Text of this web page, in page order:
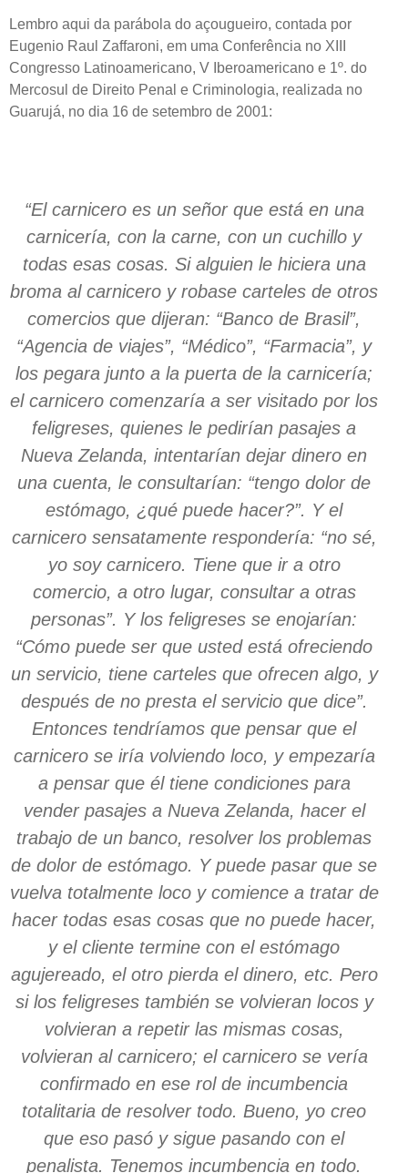
Lembro aqui da parábola do açougueiro, contada por
Eugenio Raul Zaffaroni, em uma Conferência no XIII
Congresso Latinoamericano, V Iberoamericano e 1º. do
Mercosul de Direito Penal e Criminologia, realizada no
Guarujá, no dia 16 de setembro de 2001:
“El carnicero es un señor que está en una
carnicería, con la carne, con un cuchillo y
todas esas cosas. Si alguien le hiciera una
broma al carnicero y robase carteles de otros
comercios que dijeran: “Banco de Brasil”,
“Agencia de viajes”, “Médico”, “Farmacia”, y
los pegara junto a la puerta de la carnicería;
el carnicero comenzaría a ser visitado por los
feligreses, quienes le pedirían pasajes a
Nueva Zelanda, intentarían dejar dinero en
una cuenta, le consultarían: “tengo dolor de
estómago, ¿qué puede hacer?”. Y el
carnicero sensatamente respondería: “no sé,
yo soy carnicero. Tiene que ir a otro
comercio, a otro lugar, consultar a otras
personas”. Y los feligreses se enojarían:
“Cómo puede ser que usted está ofreciendo
un servicio, tiene carteles que ofrecen algo, y
después de no presta el servicio que dice”.
Entonces tendríamos que pensar que el
carnicero se iría volviendo loco, y empezaría
a pensar que él tiene condiciones para
vender pasajes a Nueva Zelanda, hacer el
trabajo de un banco, resolver los problemas
de dolor de estómago. Y puede pasar que se
vuelva totalmente loco y comience a tratar de
hacer todas esas cosas que no puede hacer,
y el cliente termine con el estómago
agujereado, el otro pierda el dinero, etc. Pero
si los feligreses también se volvieran locos y
volvieran a repetir las mismas cosas,
volvieran al carnicero; el carnicero se vería
confirmado en ese rol de incumbencia
totalitaria de resolver todo. Bueno, yo creo
que eso pasó y sigue pasando con el
penalista. Tenemos incumbencia en todo.